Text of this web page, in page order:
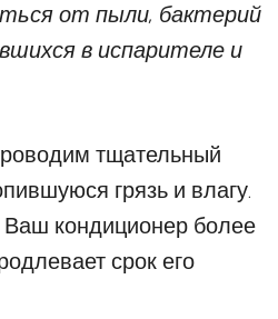
от пыли, бактерий
в испарителе и
тщательный
грязь и влагу.
Ваш кондиционер более
срок его